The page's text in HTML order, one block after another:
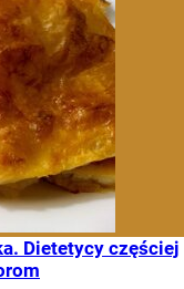
Dietetycy częściej